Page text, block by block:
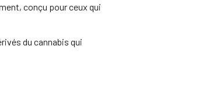
conçu pour ceux qui
du cannabis qui